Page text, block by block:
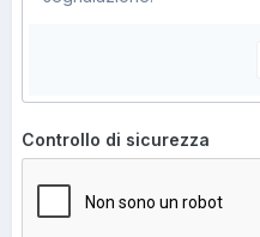
Controllo di sicurezza